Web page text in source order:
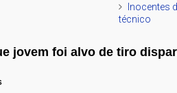
Inocentes
técnico
jovem foi alvo de tiro